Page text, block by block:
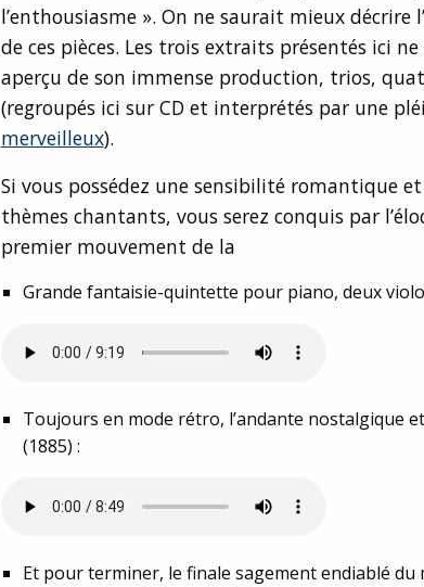
l’enthousiasme ». On ne saurait mieux décrire
de ces pièces. Les trois extraits présentés ici
aperçu de son immense production, trios,
(regroupés ici sur CD et interprétés par une
merveilleux).
Si vous possédez une sensibilité romantique
thèmes chantants, vous serez conquis par
premier mouvement de la
Grande fantaisie-quintette pour piano, deux
Toujours en mode rétro, l’andante nostalgique
(1885) :
Et pour terminer, le finale sagement endiablé du